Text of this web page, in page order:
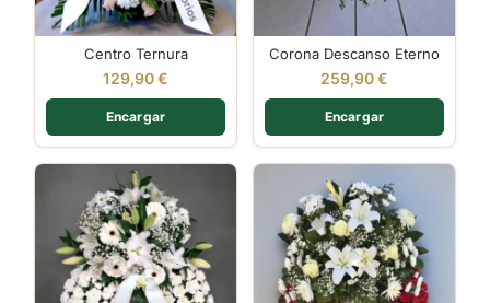
Centro Ternura
129,90€
Encargar
Corona Descanso Eterno
259,90€
Encargar